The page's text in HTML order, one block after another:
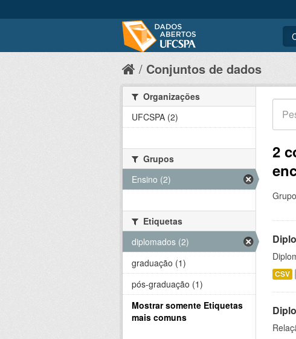
Conjuntos de dados
2
CSV
Organizações
UFCSPA (2)
Grupos
Ensino (2)
Etiquetas
diplomados (2)
graduação (1)
pós-graduação (1)
Mostrar somente Etiquetas
mais comuns